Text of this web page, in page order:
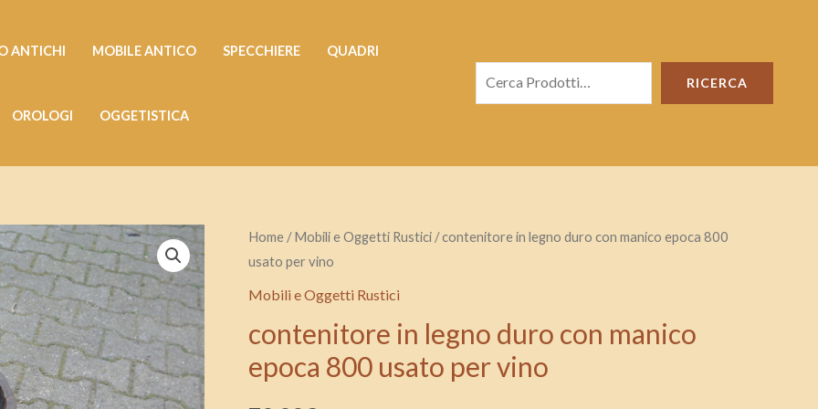
ANTICHI MOBILE ANTICO SPECCHIERE QUADRI
OROLOGI OGGETISTICA
RICERCA
Home /Mobili e Oggetti Rustici / contenitore in legno duro con manico epoca 800
usato per vino
Mobili e Oggetti Rustici
contenitore in legno duro con manico
epoca 800 usato per vino
contenitore
in
legno
con
manico